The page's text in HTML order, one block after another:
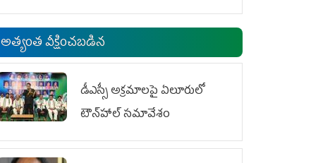
అత్యంత వీక్షించబడిన
డీఎస్సీ అక్రమాలపై ఏలూరులో
టౌన్‌హాల్ సమావేశం